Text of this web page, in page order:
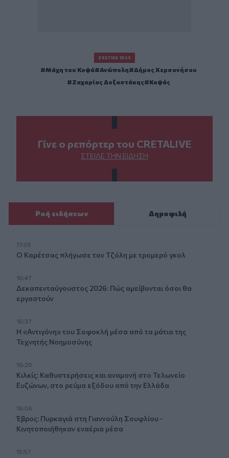
ΣΧΕΤΙΚΆ TAGS
Μάχη του Κοψά Ανώπολη
Δήμος Χερσονήσου
Ζαχαρίας Δοξαστάκης
Κοψάς
Γίνε ο ρεπόρτερ του CRETALIVE
ΣΤΕΊΛΕ ΤΗΝ ΕΊΔΗΣΗ
Ροή ειδήσεων Δημοφιλή
17:05
Ο Καρέτσας πλήγωσε τον Τζόλη με τρομερό γκολ
16:47
Δεκαπενταύγουστος 2026: Πώς αμείβονται όσοι θα
εργαστούν
16:37
Η «Αντιγόνη» του Σοφοκλή μέσα από τα μάτια της
Τεχνητής Νοημοσύνης
16:20
Κιλκίς: Καθυστερήσεις και αναμονή στο Τελωνείο
Ευζώνων, στο ρεύμα εξόδου από την Ελλάδα
16:06
Έβρος: Πυρκαγιά στη Γιαννούλη Σουφλίου -
Κινητοποιήθηκαν εναέρια μέσα
15:57